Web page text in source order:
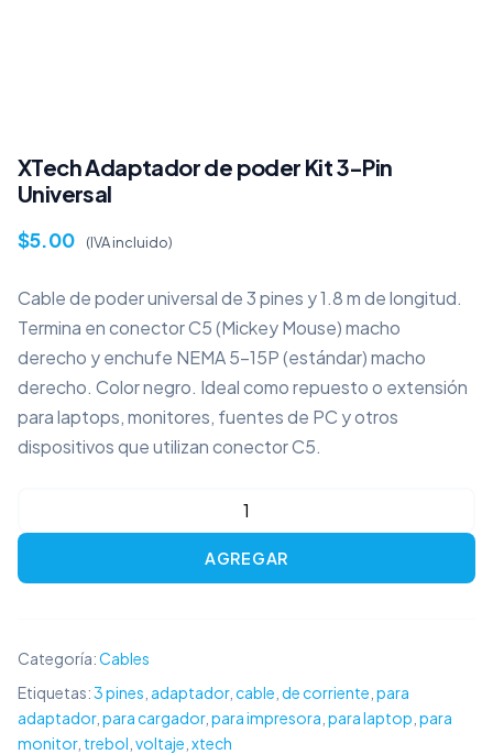
XTech Adaptador de poder Kit 3-Pin
Universal
$5.00 (IVA incluido)
Cable de poder universal de 3 pines y 1.8 m de longitud.
Termina en conector C5 (Mickey Mouse) macho
derecho y enchufe NEMA 5-15P (estándar) macho
derecho. Color negro. Ideal como repuesto o extensión
para laptops, monitores, fuentes de PC y otros
dispositivos que utilizan conector C5.
Adaptador
poder
3-
Universal
cantidad
AGREGAR
Categoría:Cables
Etiquetas:3 pines adaptador, cable de corriente para
adaptador, para cargador, para impresora para laptop para
monitor, trebol voltaje xtech